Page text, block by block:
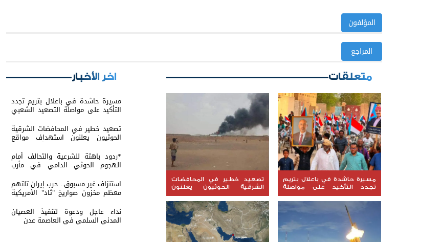
المؤلفون
المراجع
متعلقات
مسيرة حاشدة في باعلال بتريم
تجدد التأكيد على مواصلة
التصعيد الشعبي السلمي
تصعيد خطير في المحافضات
الشرقية الحوثيون يعلنون
استهداف مواقع عسكرية في
حضرموت ومأرب اليمنية بوابل
من الصواريخ والطائرات المسيّرة
اخر الأخبار
مسيرة حاشدة في باعلال بتريم تجدد
التأكيد على مواصلة التصعيد الشعبي
تصعيد خطير في المحافضات الشرقية
الحوثيون يعلنون استهداف مواقع
عسكرية في حضرموت ومأرب اليمنية
بوابل من الصواريخ والطائرات المسيّرة
*ردود باهتة للشرعية والتحالف أمام
الهجوم الحوثي الدامي في مأرب
وحضرموت*
استنزاف غير مسبوق.. حرب إيران تلتهم
معظم مخزون صواريخ "ثاد" الأمريكية
وتدق ناقوس الخطر داخل البنتاغون
نداء عاجل ودعوة لتنفيذ العصيان
المدني السلمي في العاصمة عدن